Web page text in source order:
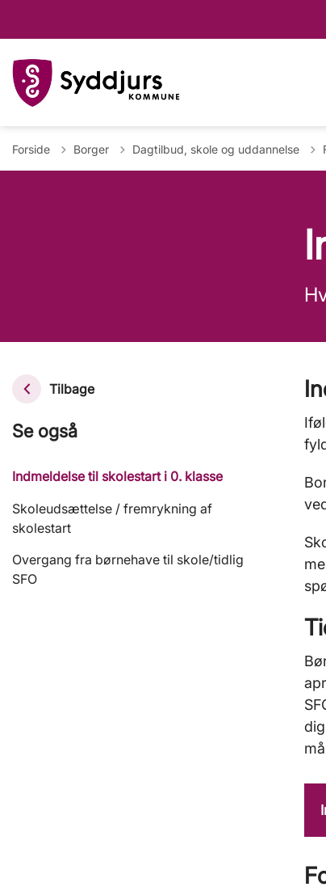
Forside Borger Dagtilbud, skole og uddannelse
Tilbage
Se også
Indmeldelse til skolestart i 0. klasse
Skoleudsættelse / fremrykning af
skolestart
Overgang fra børnehave til skole/tidlig
SFO